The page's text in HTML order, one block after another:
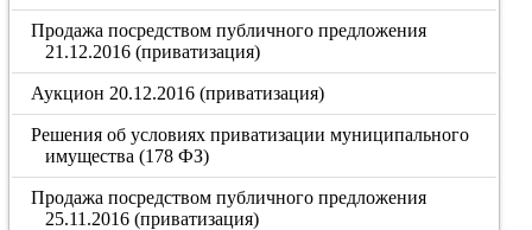
Продажа посредством публичного предложения
21.12.2016 (приватизация)
Аукцион 20.12.2016 (приватизация)
Решения об условиях приватизации муниципального
имущества (178 ФЗ)
Продажа посредством публичного предложения
25.11.2016 (приватизация)